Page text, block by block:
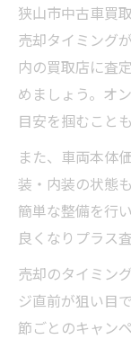
狭山市中古車買
売却タイミング
内の買取店に査
めましょう。オ
目安を掴むこと
また、車両本体
装・内装の状態
簡単な整備を行
良くなりプラス
売却のタイミン
ジ直前が狙い目
節ごとのキャン